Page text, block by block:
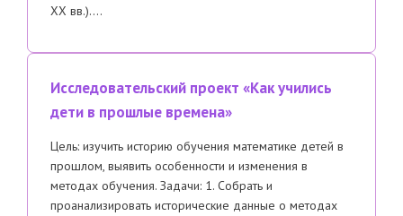
XX вв.)….
Исследовательский проект «Как учились
дети в прошлые времена»
Цель: изучить историю обучения математике детей в
прошлом, выявить особенности и изменения в
методах обучения. Задачи: 1. Собрать и
проанализировать исторические данные о методах